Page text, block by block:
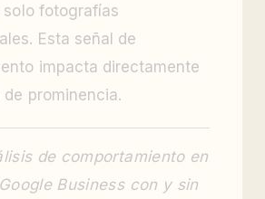
fotografías
Esta señal de
impacta directamente
prominencia.
de comportamiento en
Business con y sin